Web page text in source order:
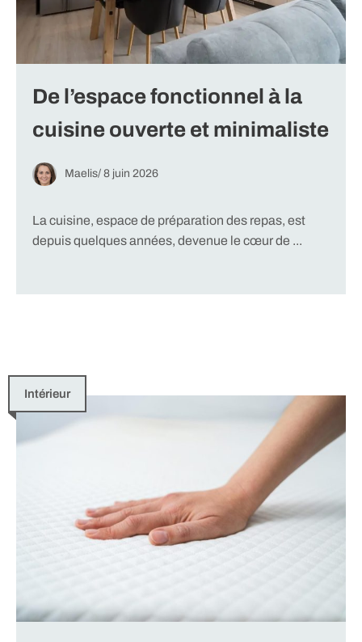
De l’espace fonctionnel à la
cuisine ouverte et minimaliste
Maelis/ 8 juin 2026
La cuisine, espace de préparation des repas, est
depuis quelques années, devenue le cœur de ...
Intérieur